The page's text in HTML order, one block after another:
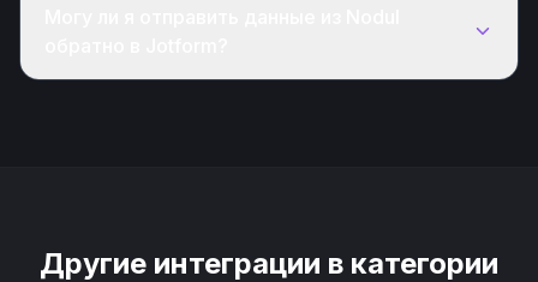
Другие интеграции в категории